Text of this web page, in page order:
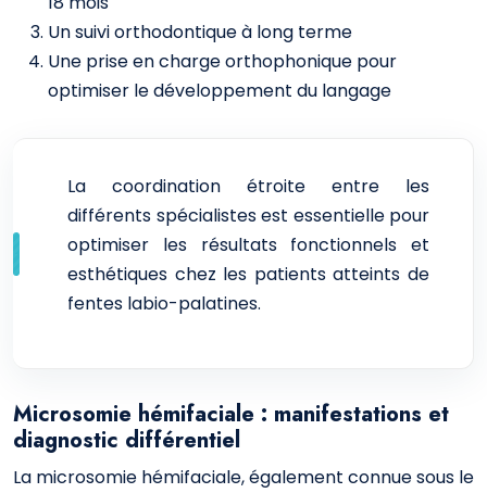
Un suivi orthodontique à long terme
Une prise en charge orthophonique pour
optimiser le développement du langage
La coordination étroite entre les
différents spécialistes est essentielle pour
optimiser les résultats fonctionnels et
esthétiques chez les patients atteints de
fentes labio-palatines.
Microsomie hémifaciale : manifestations et
diagnostic différentiel
La microsomie hémifaciale, également connue sous le